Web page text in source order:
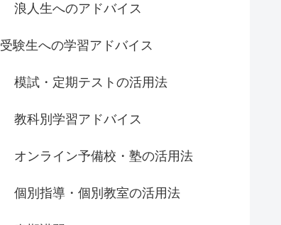
浪人生へのアドバイス
受験生への学習アドバイス
模試・定期テストの活用法
教科別学習アドバイス
オンライン予備校・塾の活用法
個別指導・個別教室の活用法